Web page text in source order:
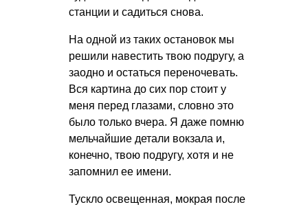
станции и садиться снова.
На одной из таких остановок мы
решили навестить твою подругу, а
заодно и остаться переночевать.
Вся картина до сих пор стоит у
меня перед глазами, словно это
было только вчера. Я даже помню
мельчайшие детали вокзала и,
конечно, твою подругу, хотя и не
запомнил ее имени.
Тускло освещенная, мокрая после